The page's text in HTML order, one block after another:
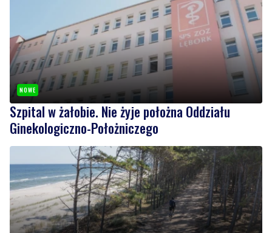
NOWE
Szpital w żałobie. Nie żyje położna Oddziału
Ginekologiczno-Położniczego